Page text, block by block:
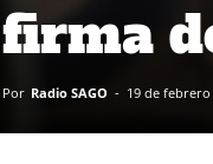
firma
Por Radio SAGO - 19 de febrero